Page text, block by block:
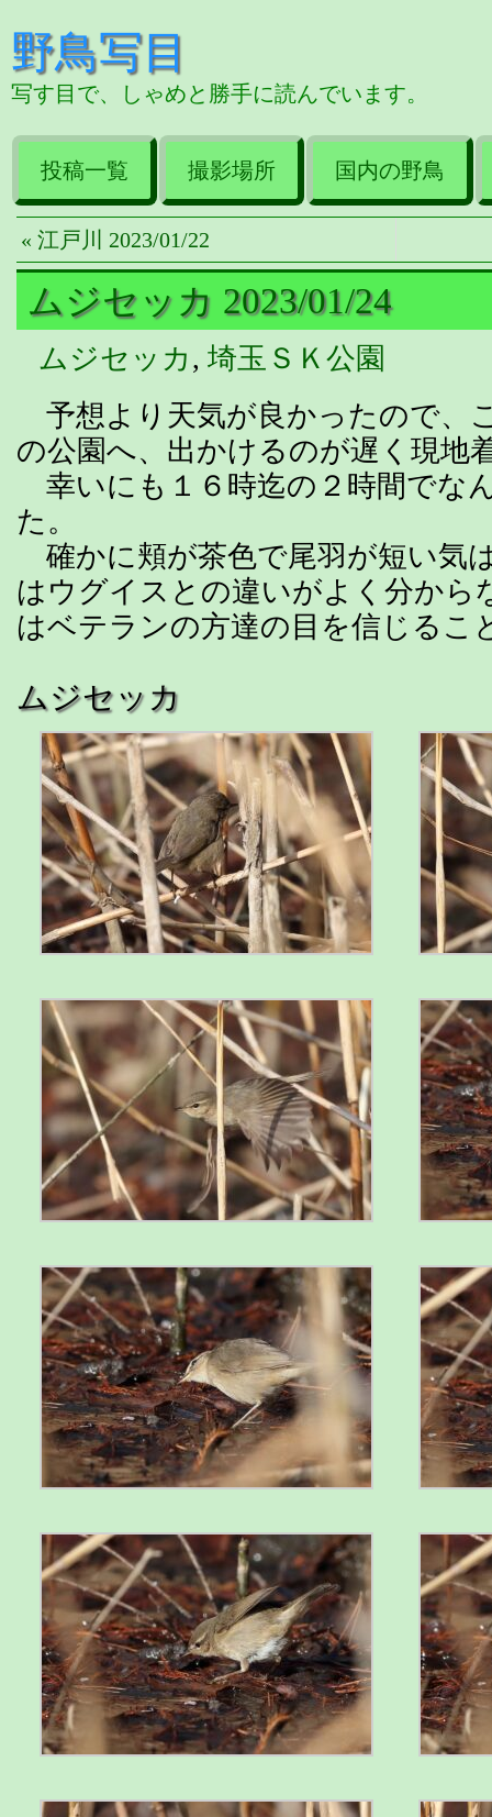
野鳥写目
写す目で、しゃめと勝手に読んでいます。
投稿一覧 撮影場所 国内の野鳥
« 江戸川 2023/01/22
ムジセッカ 2023/01/24
ムジセッカ , 埼玉ＳＫ公園
予想より天気が良かったので、
の公園へ、出かけるのが遅く現地
幸いにも１６時迄の２時間でな
た。
確かに頬が茶色で尾羽が短い気
はウグイスとの違いがよく分か
はベテランの方達の目を信じるこ
ムジセッカ